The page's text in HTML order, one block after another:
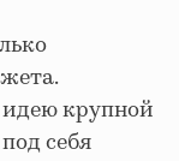
крупной
себя